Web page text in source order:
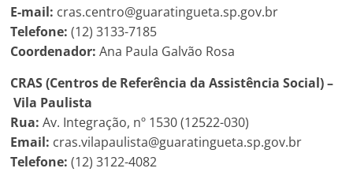
E-mail: cras.centro@guaratingueta.sp.gov.br
Telefone: (12) 3133-7185
Coordenador:Ana Paula Galvão Rosa
CRAS (Centros de Referência da Assistência Social) –
Vila Paulista
Rua: Av. Integração, nº 1530 (12522-030)
Email: cras.vilapaulista@guaratingueta.sp.gov.br
Telefone: (12) 3122-4082